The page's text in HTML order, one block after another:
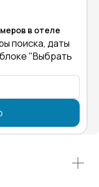
в отеле
поиска, даты
"Выбрать